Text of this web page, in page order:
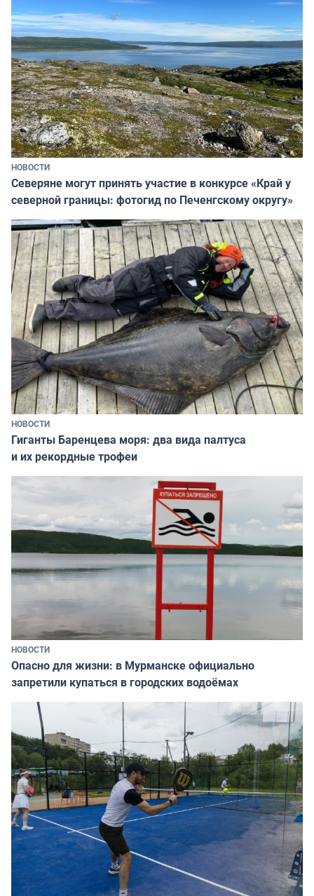
НОВОСТИ
Северяне могут принять участие в конкурсе «Край у
северной границы: фотогид по Печенгскому округу»
НОВОСТИ
Гиганты Баренцева моря: два вида палтуса
и их рекордные трофеи
НОВОСТИ
Опасно для жизни: в Мурманске официально
запретили купаться в городских водоёмах